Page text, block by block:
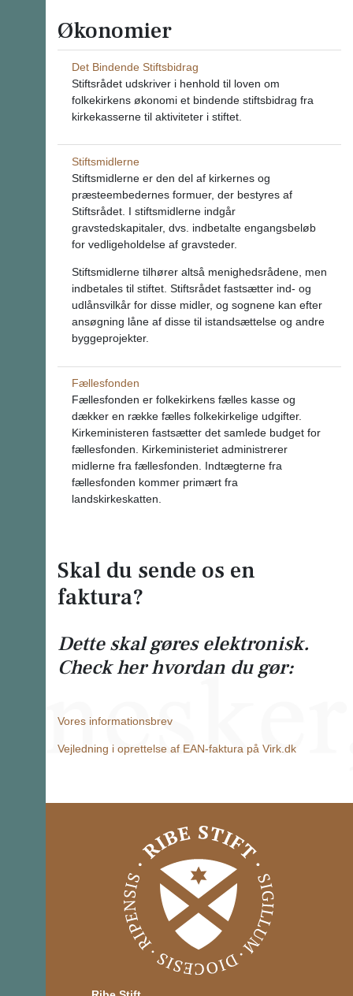
Økonomier
Det Bindende Stiftsbidrag
Stiftsrådet udskriver i henhold til loven om
folkekirkens økonomi et bindende stiftsbidrag fra
kirkekasserne til aktiviteter i stiftet.
Stiftsmidlerne
Stiftsmidlerne er den del af kirkernes og
præsteembedernes formuer, der bestyres af
Stiftsrådet. I stiftsmidlerne indgår
gravstedskapitaler, dvs. indbetalte engangsbeløb
for vedligeholdelse af gravsteder.
Stiftsmidlerne tilhører altså menighedsrådene, men
indbetales til stiftet. Stiftsrådet fastsætter ind- og
udlånsvilkår for disse midler, og sognene kan efter
ansøgning låne af disse til istandsættelse og andre
byggeprojekter.
Fællesfonden
Fællesfonden er folkekirkens fælles kasse og
dækker en række fælles folkekirkelige udgifter.
Kirkeministeren fastsætter det samlede budget for
fællesfonden. Kirkeministeriet administrerer
midlerne fra fællesfonden. Indtægterne fra
fællesfonden kommer primært fra
landskirkeskatten.
Skal du sende os en
faktura?
Dette skal gøres elektronisk.
Check her hvordan du gør:
Vores informationsbrev
Vejledning i oprettelse af EAN-faktura på Virk.dk